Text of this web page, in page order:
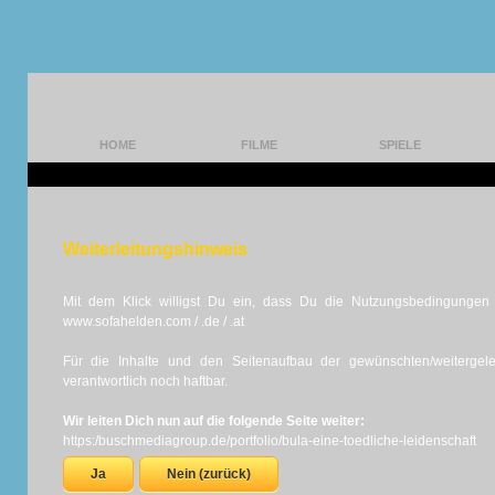
HOME FILME SPIELE
Weiterleitungshinweis
Mit dem Klick willigst Du ein, dass Du die
www.sofahelden.com / .de / .at
Für die Inhalte und den Seitenaufbau der gewünschten/
verantwortlich noch haftbar.
Wir leiten Dich nun auf die folgende Seite weiter:
https:/buschmediagroup.de/portfolio/bula-eine-toedliche-leidenschaft
Ja Nein (zurück)